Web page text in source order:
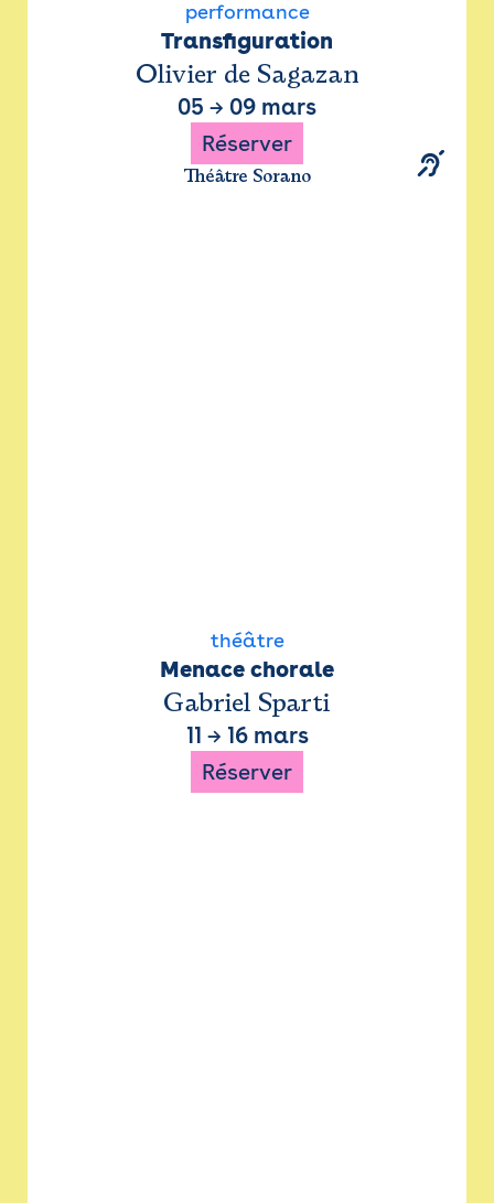
performance
Transfiguration
Olivier de Sagazan
05 → 09 mars
Réserver
Théâtre Sorano
théâtre
Menace chorale
Gabriel Sparti
11 → 16 mars
Réserver